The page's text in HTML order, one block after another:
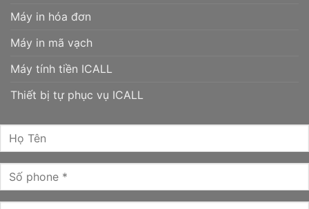
Máy in hóa đơn
Máy in mã vạch
Máy tính tiền ICALL
Thiết bị tự phục vụ ICALL